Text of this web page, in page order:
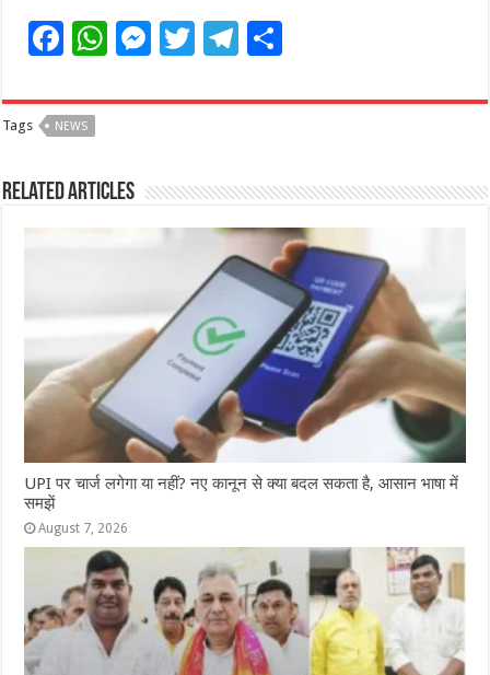
F
c
e
b
o
W
at
A
p
M
ss
n
g
e
T
itt
r
T
e
ra
m
ar
Tags NEWS
Related Articles
UPI पर चार्ज लगेगा या नहीं? नए कानून से क्या बदल सकता है, आसान भाषा में
समझें
August 7, 2026